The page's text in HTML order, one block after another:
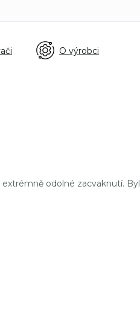
O výrobci
odolné zacvaknutí.